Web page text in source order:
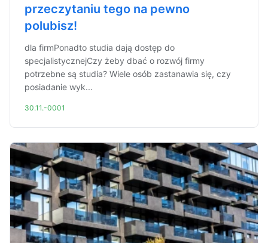
przeczytaniu tego na pewno
polubisz!
dla firmPonadto studia dają dostęp do
specjalistycznejCzy żeby dbać o rozwój firmy
potrzebne są studia? Wiele osób zastanawia się, czy
posiadanie wyk...
30.11.-0001